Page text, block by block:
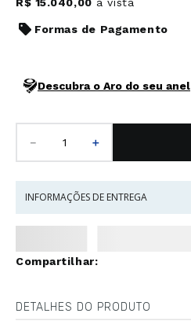
Formas de Pagamento
Descubra o Aro do seu anel
＋
－
INFORMAÇÕES DE ENTREGA
DETALHES DO PRODUTO